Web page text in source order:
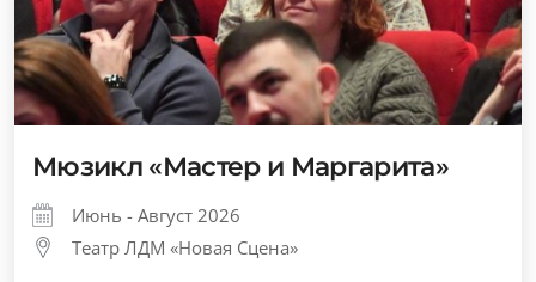
Мюзикл «Мастер и Маргарита»
Июнь - Август 2026
Театр ЛДМ «Новая Сцена»